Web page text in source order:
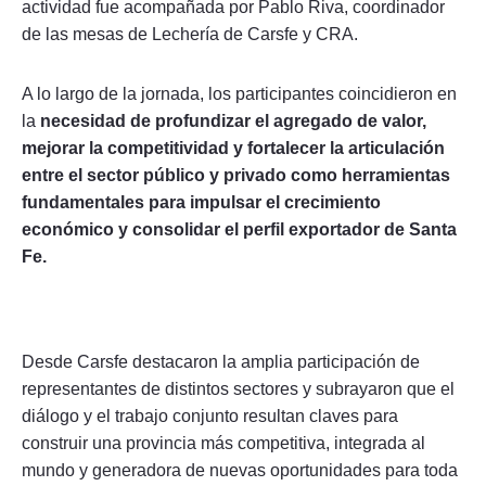
actividad fue acompañada por Pablo Riva, coordinador
de las mesas de Lechería de Carsfe y CRA.
A lo largo de la jornada, los participantes coincidieron en
la necesidad de profundizar el agregado de valor,
mejorar la competitividad y fortalecer la articulación
entre el sector público y privado como herramientas
fundamentales para impulsar el crecimiento
económico y consolidar el perfil exportador de Santa
Fe.
Desde Carsfe destacaron la amplia participación de
representantes de distintos sectores y subrayaron que el
diálogo y el trabajo conjunto resultan claves para
construir una provincia más competitiva, integrada al
mundo y generadora de nuevas oportunidades para toda